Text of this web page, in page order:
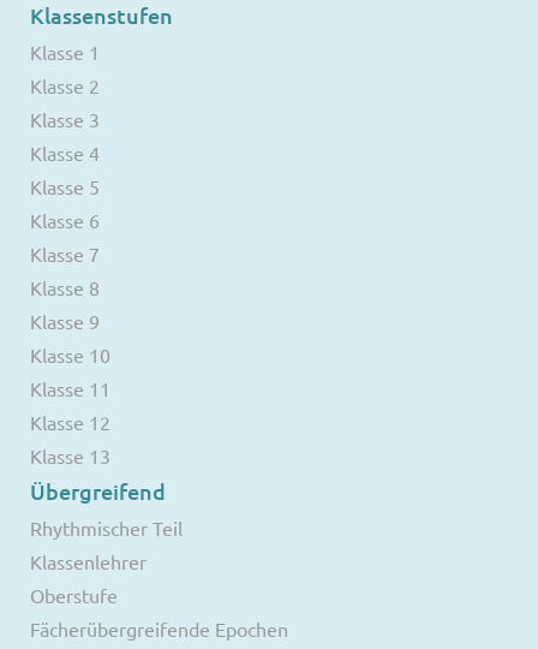
Klassenstufen
Klasse 1
Klasse 2
Klasse 3
Klasse 4
Klasse 5
Klasse 6
Klasse 7
Klasse 8
Klasse 9
Klasse 10
Klasse 11
Klasse 12
Klasse 13
Übergreifend
Rhythmischer Teil
Klassenlehrer
Oberstufe
Fächerübergreifende Epochen